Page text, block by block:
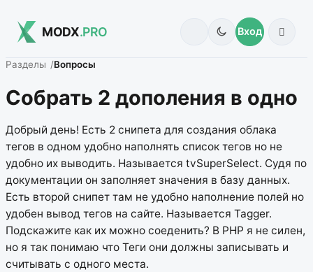
MODX.PRO Вход
Разделы Вопросы
Собрать 2 дополения в одно
Добрый день! Есть 2 снипета для создания облака
тегов в одном удобно наполнять список тегов но не
удобно их выводить. Называется tvSuperSelect. Судя по
документации он заполняет значения в базу данных.
Есть второй снипет там не удобно наполнение полей но
удобен вывод тегов на сайте. Называется Tagger.
Подскажите как их можно соеденить? В PHP я не силен,
но я так понимаю что Теги они должны записывать и
считывать с одного места.